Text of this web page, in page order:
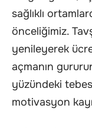
sağlıklı
önceliğimiz.
yenileyerek
açmanın
yüzündeki
motivasyon